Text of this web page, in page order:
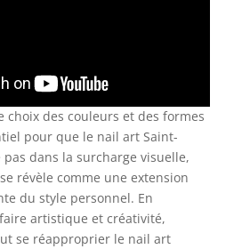
choix des couleurs et des formes
pour que le nail art Saint-
dans la surcharge visuelle,
révèle comme une extension
du style personnel. En
artistique et créativité,
se réapproprier le nail art